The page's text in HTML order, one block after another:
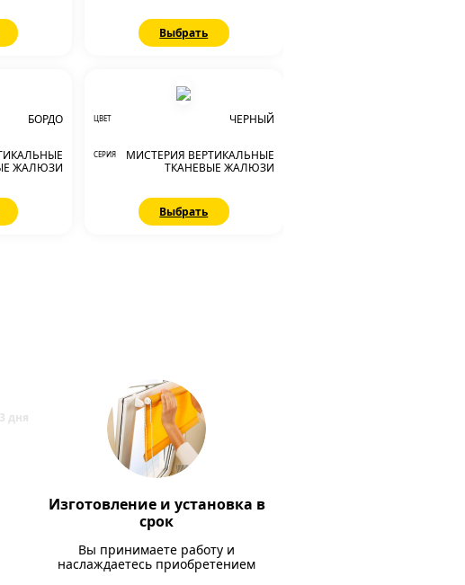
Выбрать
БОРДО
ЖАЛЮЗИ
ЦВЕТ ЧЕРНЫЙ
СЕРИЯ
МИСТЕРИЯ ВЕРТИКАЛЬНЫЕ
ТКАНЕВЫЕ ЖАЛЮЗИ
Выбрать
Изготовление и установка в
срок
Вы принимаете работу и
наслаждаетесь приобретением